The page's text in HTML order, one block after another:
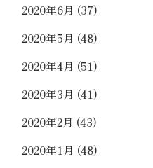
2020年6月 (37)
2020年5月 (48)
2020年4月 (51)
2020年3月 (41)
2020年2月 (43)
2020年1月 (48)